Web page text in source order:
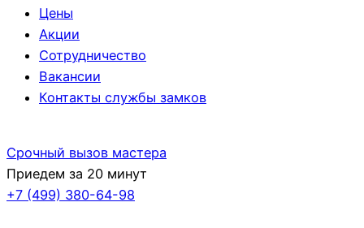
Цены
Акции
Сотрудничество
Вакансии
Контакты службы замков
Срочный вызов мастера
Приедем за 20 минут
+7 (499) 380-64-98